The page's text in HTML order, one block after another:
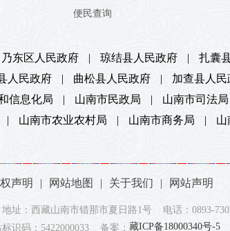
便民查询
乃东区人民政府 | 琼结县人民政府 | 扎囊
人民政府 | 曲松县人民政府 | 加查县人民
信息化局 | 山南市民政局 | 山南市司法局
| 山南市农业农村局 | 山南市商务局 | 山
声明 | 网站地图 | 关于我们 | 网站声明
址：西藏山南市错那市夏日路1号 电话：0893-
识码：5422000033 备案： 藏ICP备18000340号-5